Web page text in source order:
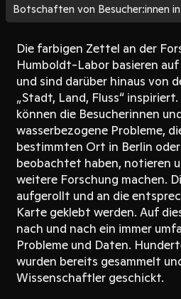
Botschaften von Besucher:innen
Die farbigen Zettel an der
Humboldt-Labor basieren
und sind darüber hinaus von
„Stadt, Land, Fluss“
können die Besucherinnen
wasserbezogene Probleme,
bestimmten Ort in Berlin
beobachtet haben, notieren
weitere Forschung machen.
aufgerollt und an die
Karte geklebt werden. Auf
nach und nach ein immer
Probleme und Daten.
wurden bereits gesammelt
Wissenschaftler geschickt.